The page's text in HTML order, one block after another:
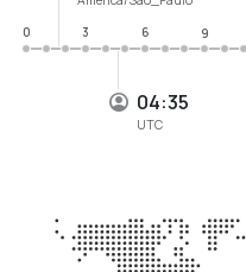
04:35
UTC
0
3 6 9